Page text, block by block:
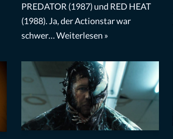
PREDATOR (1987) und RED HEAT
(1988). Ja, der Actionstar war
schwer…Weiterlesen »